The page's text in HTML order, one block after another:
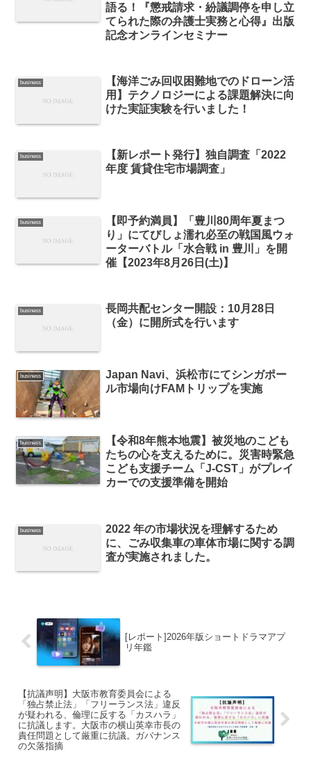
語る！『懲戒請求・紛議調停を申し立
てられた際の弁護士実務と心得』出版
記念オンラインセミナー
business
【海洋ごみ回収困難地でのドローン活
用】テクノロジーによる課題解決に向
けた実証実験を行いました！
business
【新レポート発行】独自調査「2022
年度 賃貸住宅市場調査」
business
【即予約満員】「豊川80周年夏まつ
り」にてびしょ濡れ必至の戦国風ウォ
ーターバトル「水合戦 in 豊川」を開
催【2023年8月26日(土)】
business
長岡共配センター開設：10月28日
（金）に開所式を行います
business
Japan Navi、浜松市にてシンガポー
ル市場向けFAMトリップを実施
business
【令和8年熊本地震】被災地のこども
たちの心を支えるために。災害時緊急
こども支援チーム「J-CST」がプレイ
カーでの支援準備を開始
business
2022 年の市場状況を理解するため
に、ごみ収集車の車体市場に関する調
査が実施されました。
[レポート]2026年版ショートドラマアプ
リ年鑑
【抗議声明】大阪市教育委員会による
「独占禁止法」「フリーランス法」違反
が疑われる、倫理に反する「カスハラ」
に抗議します。大阪市の横山英幸市長の
責任問題として厳重に抗議。ガバナンス
の欠落指摘